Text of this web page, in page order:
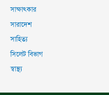
সাক্ষাৎকার
সারাদেশ
সাহিত্য
সিলেট বিভাগ
স্বাস্থ্য